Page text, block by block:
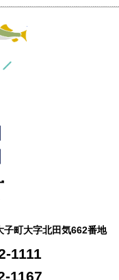
町大字北田気662番地
1111
1167